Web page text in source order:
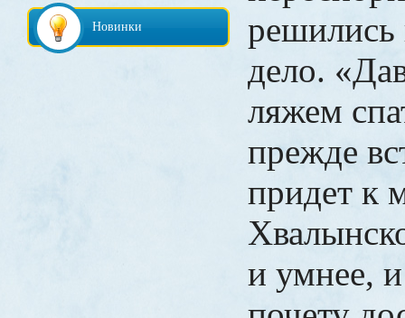
Новинки
решились
дело.
ляжем
прежде
придет к
и умнее,